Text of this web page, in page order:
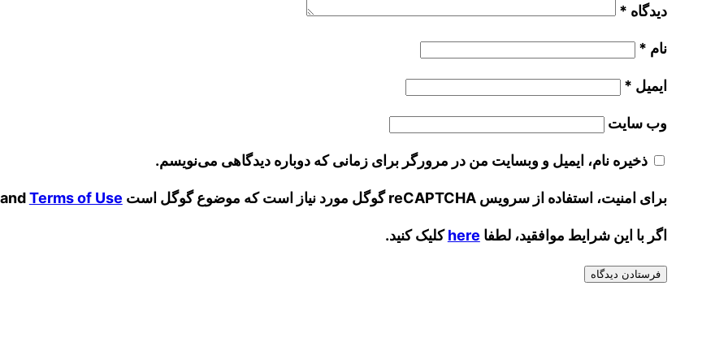
دیدگاه *
نام *
ایمیل *
وب‌ سایت
ذخیره نام، ایمیل و وبسایت من در مرورگر برای زمانی که دوباره دیدگاهی می‌نویسم.
برای امنیت، استفاده از سرویس reCAPTCHA گوگل مورد نیاز است که موضوع گوگل است andTerms of Use
اگر با این شرایط موافقید، لطفا hereکلیک کنید.